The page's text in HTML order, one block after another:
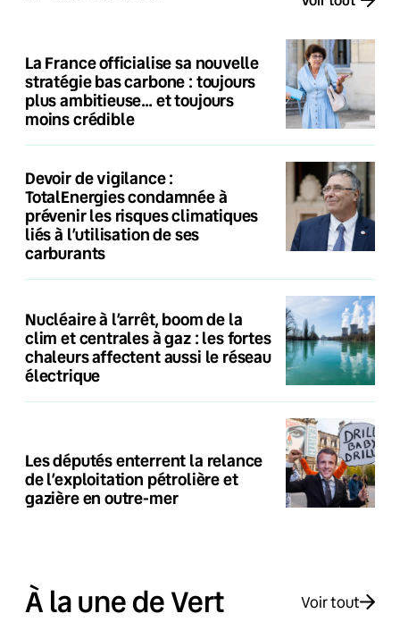
La France officialise sa nouvelle
stratégie bas carbone : toujours
plus ambitieuse… et toujours
moins crédible
Devoir de vigilance :
TotalEnergies condamnée à
prévenir les risques climatiques
liés à l’utilisation de ses
carburants
Nucléaire à l’arrêt, boom de la
clim et centrales à gaz : les fortes
chaleurs affectent aussi le réseau
électrique
Les députés enterrent la relance
de l’exploitation pétrolière et
gazière en outre-mer
À la une de Vert Voir tout